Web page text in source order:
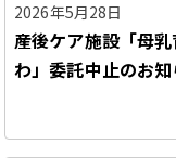
2026年5月28日
産後ケア施設「母
わ」委託中止のお知